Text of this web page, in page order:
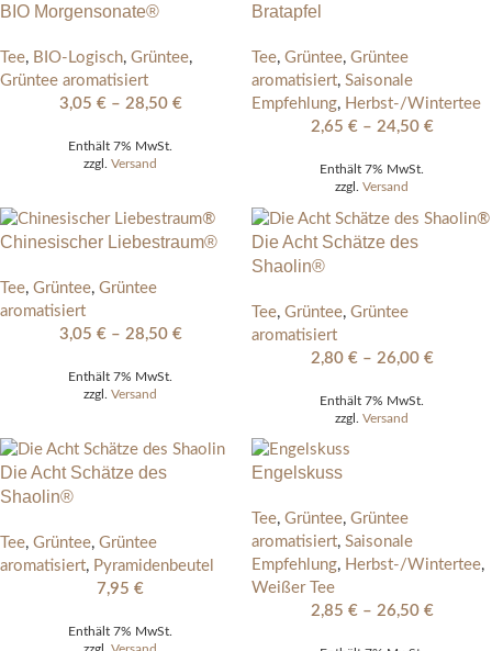
BIO Morgensonate®
Tee, BIO-Logisch, Grüntee,
Grüntee aromatisiert
3,05 € – 28,50 €
Enthält 7% MwSt.
zzgl. Versand
Bratapfel
Tee, Grüntee, Grüntee
aromatisiert, Saisonale
Empfehlung, Herbst-/Wintertee
2,65 € – 24,50 €
Enthält 7% MwSt.
zzgl. Versand
Chinesischer Liebestraum®
Tee, Grüntee, Grüntee
aromatisiert
3,05 € – 28,50 €
Enthält 7% MwSt.
zzgl. Versand
Die Acht Schätze des
Shaolin®
Tee, Grüntee, Grüntee
aromatisiert
2,80 € – 26,00 €
Enthält 7% MwSt.
zzgl. Versand
Die Acht Schätze des
Shaolin®
Tee, Grüntee, Grüntee
aromatisiert, Pyramidenbeutel
7,95 €
Enthält 7% MwSt.
Engelskuss
Tee, Grüntee, Grüntee
aromatisiert, Saisonale
Empfehlung, Herbst-/Wintertee,
Weißer Tee
2,85 € – 26,50 €